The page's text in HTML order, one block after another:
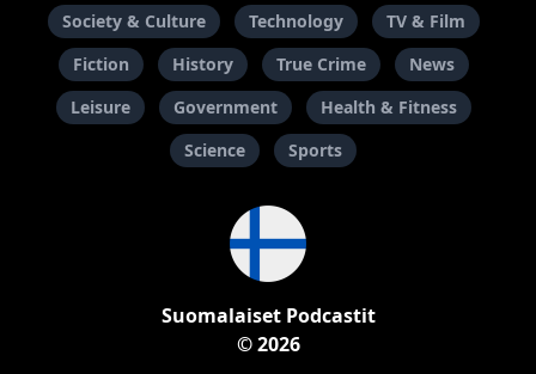
Society & Culture
Technology
TV & Film
Fiction
History True Crime
News
Leisure
Government
Health & Fitness
Science
Sports
Suomalaiset Podcastit
© 2026